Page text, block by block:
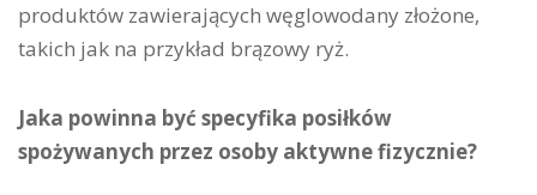
produktów zawierających węglowodany złożone,
takich jak na przykład brązowy ryż.
Jaka powinna być specyfika posiłków
spożywanych przez osoby aktywne fizycznie?